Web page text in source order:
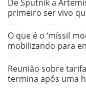
De Sputnik a
primeiro ser vivo
O que é o ‘míssil
mobilizando para
Reunião sobre
termina após uma